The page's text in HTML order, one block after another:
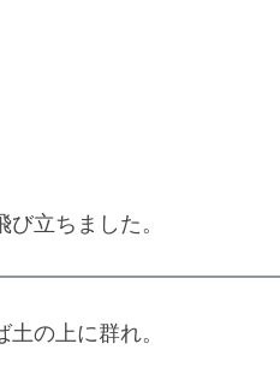
立ちました。
の上に群れ。